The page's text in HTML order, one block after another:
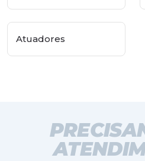
Atuadores